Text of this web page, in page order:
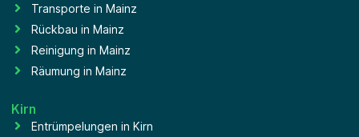
Transporte in Mainz
Rückbau in Mainz
Reinigung in Mainz
Räumung in Mainz
Kirn
Entrümpelungen in Kirn